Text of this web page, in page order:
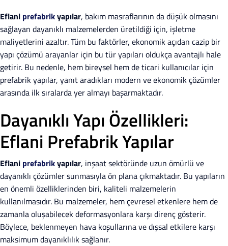
Eflani prefabrikyapılar, bakım masraflarının da düşük olmasını
sağlayan dayanıklı malzemelerden üretildiği için, işletme
maliyetlerini azaltır. Tüm bu faktörler, ekonomik açıdan cazip bir
yapı çözümü arayanlar için bu tür yapıları oldukça avantajlı hale
getirir. Bu nedenle, hem bireysel hem de ticari kullanıcılar için
prefabrik yapılar, yanıt aradıkları modern ve ekonomik çözümler
arasında ilk sıralarda yer almayı başarmaktadır.
Dayanıklı Yapı Özellikleri:
Eflani Prefabrik Yapılar
Eflani prefabrikyapılar, inşaat sektöründe uzun ömürlü ve
dayanıklı çözümler sunmasıyla ön plana çıkmaktadır. Bu yapıların
en önemli özelliklerinden biri, kaliteli malzemelerin
kullanılmasıdır. Bu malzemeler, hem çevresel etkenlere hem de
zamanla oluşabilecek deformasyonlara karşı direnç gösterir.
Böylece, beklenmeyen hava koşullarına ve dışsal etkilere karşı
maksimum dayanıklılık sağlanır.